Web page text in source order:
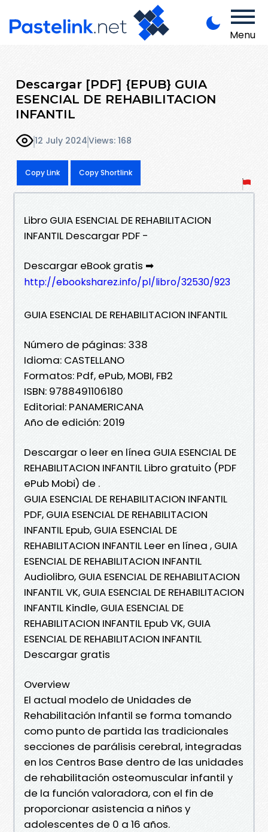
Menu
Descargar [PDF] {EPUB} GUIA
ESENCIAL DE REHABILITACION
INFANTIL
12 July 2024Views: 168
Copy Link Copy Shortlink
Libro GUIA ESENCIAL DE REHABILITACION
INFANTIL Descargar PDF -
Descargar eBook gratis ➡
http://ebooksharez.info/pl/libro/32530/923
GUIA ESENCIAL DE REHABILITACION INFANTIL
Número de páginas: 338
Idioma: CASTELLANO
Formatos: Pdf, ePub, MOBI, FB2
ISBN: 9788491106180
Editorial: PANAMERICANA
Año de edición: 2019
Descargar o leer en línea GUIA ESENCIAL DE
REHABILITACION INFANTIL Libro gratuito (PDF
ePub Mobi) de .
GUIA ESENCIAL DE REHABILITACION INFANTIL
PDF, GUIA ESENCIAL DE REHABILITACION
INFANTIL Epub, GUIA ESENCIAL DE
REHABILITACION INFANTIL Leer en línea , GUIA
ESENCIAL DE REHABILITACION INFANTIL
Audiolibro, GUIA ESENCIAL DE REHABILITACION
INFANTIL VK, GUIA ESENCIAL DE REHABILITACION
INFANTIL Kindle, GUIA ESENCIAL DE
REHABILITACION INFANTIL Epub VK, GUIA
ESENCIAL DE REHABILITACION INFANTIL
Descargar gratis
Overview
El actual modelo de Unidades de
Rehabilitación Infantil se forma tomando
como punto de partida las tradicionales
secciones de parálisis cerebral, integradas
en los Centros Base dentro de las unidades
de rehabilitación osteomuscular infantil y
de la función valoradora, con el fin de
proporcionar asistencia a niños y
adolescentes de 0 a 16 años.